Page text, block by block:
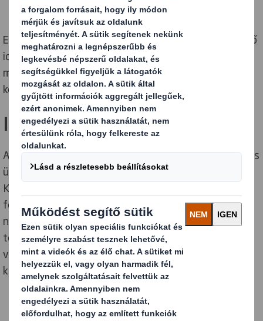
Ezek által biztosítható, hogy a döntéseket a megfelelő
időben és a vállalat megfelelő szintjén hozzák meg,
minden lényeges tényező figyelembevételét
követően, a kereskedelmi értéktől a hírnévkockázatig.
Igazgatótanács
Az évente hivatalosan hétszer ülésező Igazgatótanács
ügyvezető és nem ügyvezető igazgatókból áll.
Kollektív felelősségük a DS Smith működésének
felügyelete és irányítása, miközben a részvényesek
nevében figyelemmel kísérik a menedzsment
teljesítményét. Az Igazgatótanács a Csoport
vezérigazgatójára bízta a csoport stratégiájának
kidolgozását és az üzletág napi operatív irányítását.